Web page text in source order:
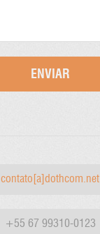
contato[a]dothcom.net
+55 67 99310-0123